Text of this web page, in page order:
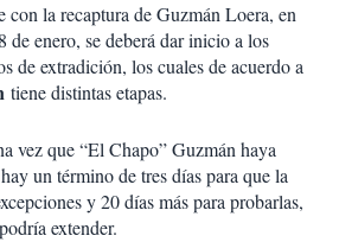
con la recaptura de Guzmán Loera, en
de enero, se deberá dar inicio a los
de extradición, los cuales de acuerdo a
tiene distintas etapas.
vez que “El Chapo” Guzmán haya
un término de tres días para que la
y 20 días más para probarlas,
extender.